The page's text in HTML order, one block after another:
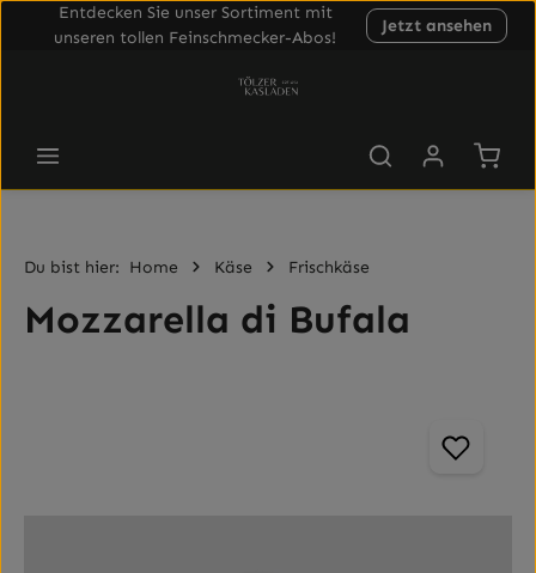
Entdecken Sie unser Sortiment mit
unseren tollen Feinschmecker-Abos!
Jetzt ansehen
Du bist hier: Home Käse Frischkäse
Mozzarella di Bufala